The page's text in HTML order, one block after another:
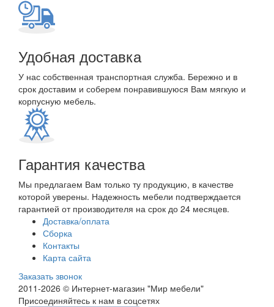
Удобная доставка
У нас собственная транспортная служба. Бережно и в
срок доставим и соберем понравившуюся Вам мягкую и
корпусную мебель.
Гарантия качества
Мы предлагаем Вам только ту продукцию, в качестве
которой уверены. Надежность мебели подтверждается
гарантией от производителя на срок до 24 месяцев.
Доставка/оплата
Сборка
Контакты
Карта сайта
Заказать звонок
2011-2026 © Интернет-магазин "Мир мебели"
Присоединяйтесь к нам в соцсетях